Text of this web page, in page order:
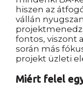
hiszen az
vállán
fontos, viszont
során más
projekt üzleti
Miért felel